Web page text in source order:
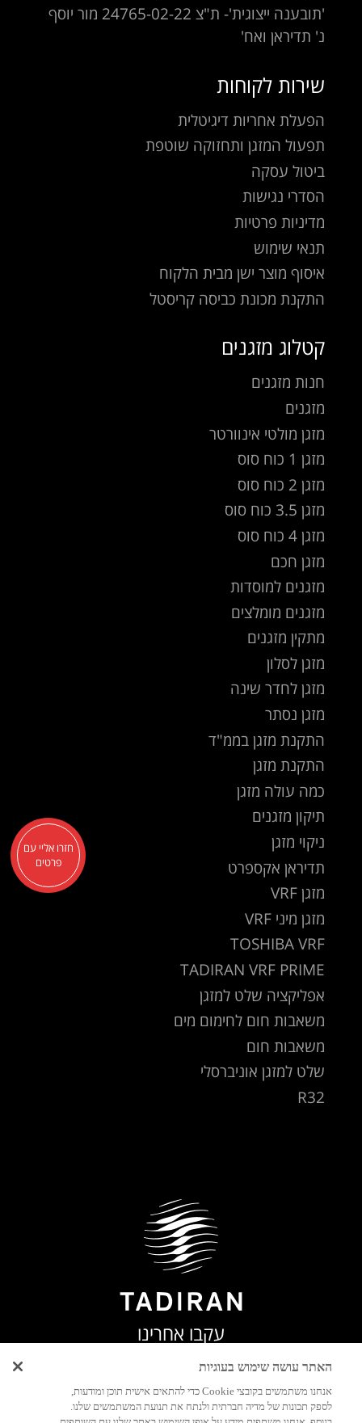
'תובענה ייצוגית'- ת"צ 24765-02-22 מור יוסף
נ' תדיראן ואח'
שירות לקוחות
הפעלת אחריות דיגיטלית
תפעול המזגן ותחזוקה שוטפת
ביטול עסקה
הסדרי נגישות
מדיניות פרטיות
תנאי שימוש
איסוף מוצר ישן מבית הלקוח
התקנת מכונת כביסה קריסטל
קטלוג מזגנים
חנות מזגנים
מזגנים
מזגן מולטי אינוורטר
מזגן 1 כוח סוס
מזגן 2 כוח סוס
מזגן 3.5 כוח סוס
מזגן 4 כוח סוס
מזגן חכם
מזגנים למוסדות
מזגנים מומלצים
מתקין מזגנים
מזגן לסלון
מזגן לחדר שינה
מזגן נסתר
התקנת מזגן בממ"ד
התקנת מזגן
כמה עולה מזגן
תיקון מזגנים
ניקוי מזגן
תדיראן אקספרט
מזגן VRF
מזגן מיני VRF
TOSHIBA VRF
TADIRAN VRF PRIME
אפליקציה שלט למזגן
משאבות חום לחימום מים
משאבות חום
שלט למזגן אוניברסלי
R32
עקבו אחרינו
חזרו אליי עם
פרטים
האתר עושה שימוש בעוגיות
אנחנו משתמשים בקובצי Cookie כדי להתאים אישית תוכן ומודעות,
לספק תכונות של מדיה חברתית ולנתח את תנועת המשתמשים שלנו.